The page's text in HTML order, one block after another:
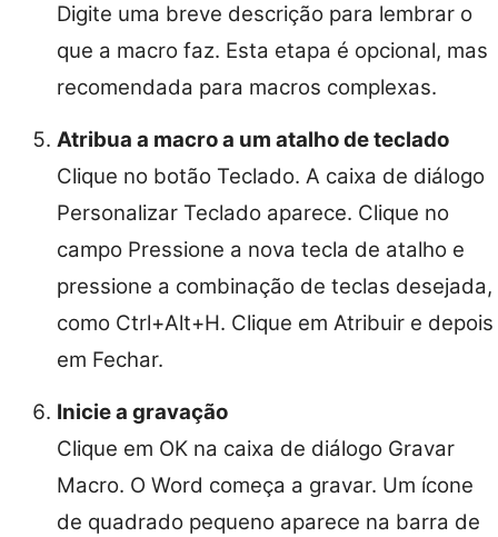
Digite uma breve descrição para lembrar o
que a macro faz. Esta etapa é opcional, mas
recomendada para macros complexas.
Atribua a macro a um atalho de teclado
Clique no botão Teclado. A caixa de diálogo
Personalizar Teclado aparece. Clique no
campo Pressione a nova tecla de atalho e
pressione a combinação de teclas desejada,
como Ctrl+Alt+H. Clique em Atribuir e depois
em Fechar.
Inicie a gravação
Clique em OK na caixa de diálogo Gravar
Macro. O Word começa a gravar. Um ícone
de quadrado pequeno aparece na barra de